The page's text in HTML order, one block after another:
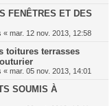
FENÊTRES ET DES
« mar. 12 nov. 2013, 12:58
toitures terrasses
« mar. 05 nov. 2013, 14:01
SOUMIS À